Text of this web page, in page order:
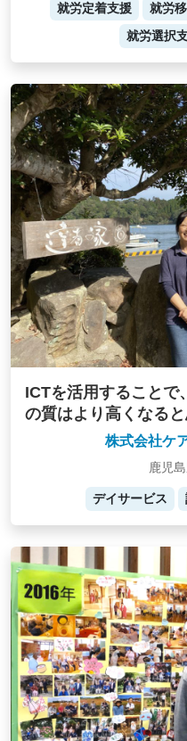
就労定着支援 就労
就労選択
ICTを活用することで
の質はより高くなる
株式会社ケ
鹿児
デイサービス